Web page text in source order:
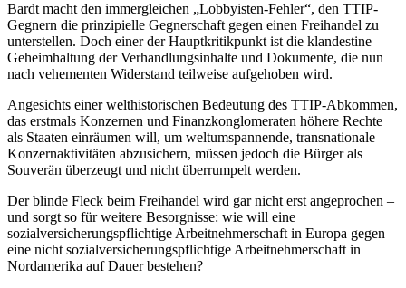
Bardt macht den immergleichen „Lobbyisten-Fehler“, den TTIP-
Gegnern die prinzipielle Gegnerschaft gegen einen Freihandel zu
unterstellen. Doch einer der Hauptkritikpunkt ist die klandestine
Geheimhaltung der Verhandlungsinhalte und Dokumente, die nun
nach vehementen Widerstand teilweise aufgehoben wird.
Angesichts einer welthistorischen Bedeutung des TTIP-Abkommen,
das erstmals Konzernen und Finanzkonglomeraten höhere Rechte
als Staaten einräumen will, um weltumspannende, transnationale
Konzernaktivitäten abzusichern, müssen jedoch die Bürger als
Souverän überzeugt und nicht überrumpelt werden.
Der blinde Fleck beim Freihandel wird gar nicht erst angeprochen –
und sorgt so für weitere Besorgnisse: wie will eine
sozialversicherungspflichtige Arbeitnehmerschaft in Europa gegen
eine nicht sozialversicherungspflichtige Arbeitnehmerschaft in
Nordamerika auf Dauer bestehen?